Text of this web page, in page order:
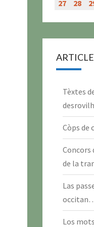
juillet
27 2728 28
Tèxtes
Còps de
Concors
de la
Las
Los